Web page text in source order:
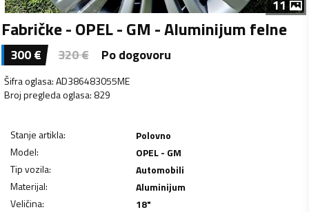
11
Fabričke - OPEL - GM - Aluminijum felne
300€ 320€ Po dogovoru
Šifra oglasa:AD386483055ME
Broj pregleda oglasa: 829
Stanje artikla:
Polovno
Model:
OPEL - GM
Tip vozila:
Automobili
Materijal:
Aluminijum
Veličina:
18"